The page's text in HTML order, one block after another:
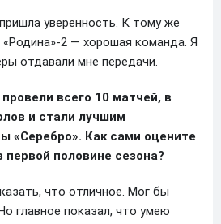
уверенность. К тому же
«Родина»-2 — хорошая команда. Я
отдавали мне передачи.
всего 10 матчей, в
и стали лучшим
«Серебро». Как сами оцените
первой половине сезона?
что отличное. Мог бы
главное показал, что умею